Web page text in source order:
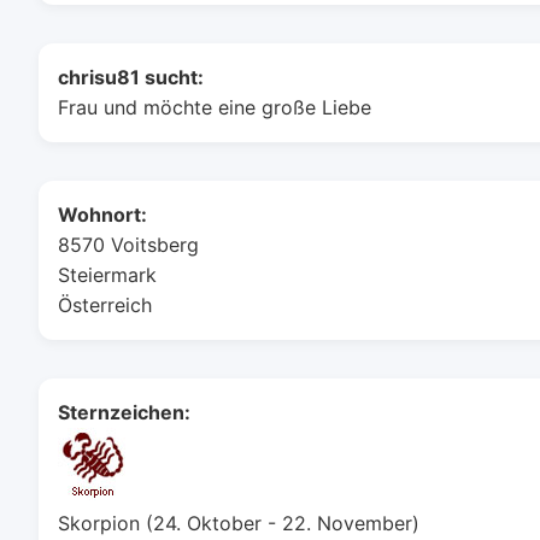
chrisu81 sucht:
Frau und möchte eine große Liebe
Wohnort:
8570 Voitsberg
Steiermark
Österreich
Sternzeichen:
Skorpion (24. Oktober - 22. November)